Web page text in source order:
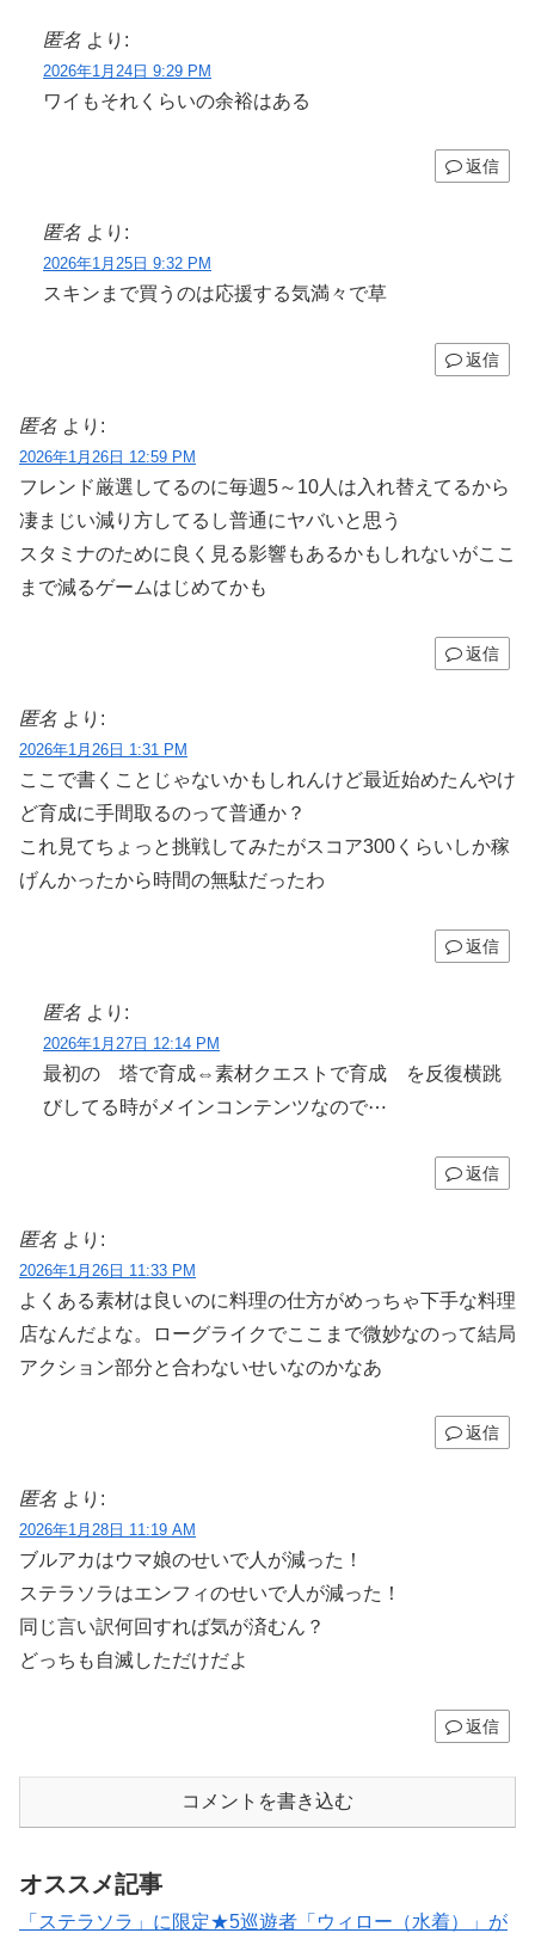
匿名 より:
2026年1月24日 9:29 PM
ワイもそれくらいの余裕はある
返信
匿名 より:
2026年1月25日 9:32 PM
スキンまで買うのは応援する気満々で草
返信
匿名 より:
2026年1月26日 12:59 PM
フレンド厳選してるのに毎週5～10人は入れ替えてるから
凄まじい減り方してるし普通にヤバいと思う
スタミナのために良く見る影響もあるかもしれないがここ
まで減るゲームはじめてかも
返信
匿名 より:
2026年1月26日 1:31 PM
ここで書くことじゃないかもしれんけど最近始めたんやけ
ど育成に手間取るのって普通か？
これ見てちょっと挑戦してみたがスコア300くらいしか稼
げんかったから時間の無駄だったわ
返信
匿名 より:
2026年1月27日 12:14 PM
最初の 塔で育成⇔素材クエストで育成 を反復横跳
びしてる時がメインコンテンツなので⋯
返信
匿名 より:
2026年1月26日 11:33 PM
よくある素材は良いのに料理の仕方がめっちゃ下手な料理
店なんだよな。ローグライクでここまで微妙なのって結局
アクション部分と合わないせいなのかなあ
返信
匿名 より:
2026年1月28日 11:19 AM
ブルアカはウマ娘のせいで人が減った！
ステラソラはエンフィのせいで人が減った！
同じ言い訳何回すれば気が済むん？
どっちも自滅しただけだよ
返信
コメントを書き込む
オススメ記事
「ステラソラ」に限定★5巡遊者「ウィロー（水着）」が